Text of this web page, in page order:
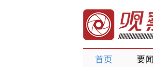
首页 要闻